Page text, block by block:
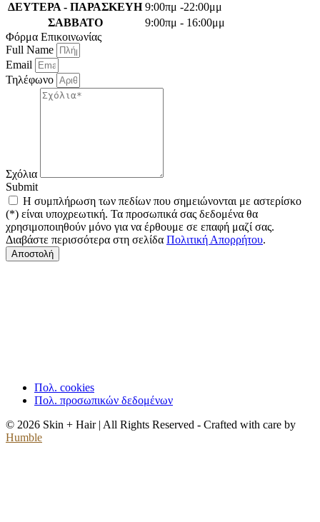
ΔΕΥΤΕΡΑ - ΠΑΡΑΣΚΕΥΗ 9:00πμ -22:00μμ
ΣΑΒΒΑΤΟ
9:00πμ - 16:00μμ
Φόρμα Επικοινωνίας
Full Name
Email
Τηλέφωνο
Σχόλια
Submit
Η συμπλήρωση των πεδίων που σημειώνονται με αστερίσκο
(*) είναι υποχρεωτική. Τα προσωπικά σας δεδομένα θα
χρησιμοποιηθούν μόνο για να έρθουμε σε επαφή μαζί σας.
Διαβάστε περισσότερα στη σελίδα Πολιτική Απορρήτου.
Αποστολή
Πολ. cookies
Πολ. προσωπικών δεδομένων
© 2026 Skin + Hair | All Rights Reserved - Crafted with care by
Humble